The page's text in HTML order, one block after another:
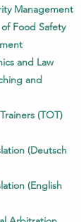
Management
Food Safety
and Law
and
(TOT)
(Deutsch
(English